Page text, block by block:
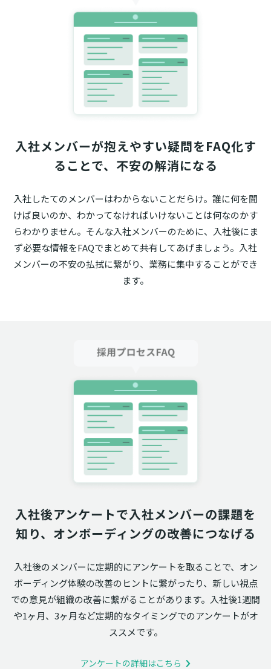
入社メンバーが抱えやすい疑問をFAQ化す
ることで、不安の解消になる
入社したてのメンバーはわからないことだらけ。誰に何を聞
けば良いのか、わかってなければいけないことは何なのかす
らわかりません。そんな入社メンバーのために、入社後にま
ず必要な情報をFAQでまとめて共有してあげましょう。入社
メンバーの不安の払拭に繋がり、業務に集中することができ
ます。
入社後アンケートで入社メンバーの課題を
知り、オンボーディングの改善につなげる
入社後のメンバーに定期的にアンケートを取ることで、オン
ボーディング体験の改善のヒントに繋がったり、新しい視点
での意見が組織の改善に繋がることがあります。入社後1週間
や1ヶ月、3ヶ月など定期的なタイミングでのアンケートがオ
ススメです。
アンケートの詳細はこちら